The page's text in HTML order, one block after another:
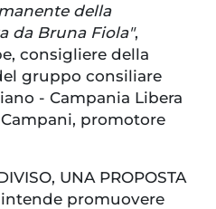
della
da Bruna Fiola",
consigliere della
gruppo consiliare
- Campania Libera
promotore
UNA PROPOSTA
intende promuovere